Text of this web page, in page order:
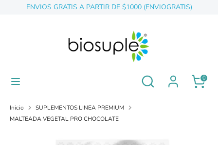
ENVIOS GRATIS A PARTIR DE $1000 (ENVIOGRATIS)
Buscar
tienda
0
Inicio
SUPLEMENTOS LINEA PREMIUM
MALTEADA VEGETAL PRO CHOCOLATE